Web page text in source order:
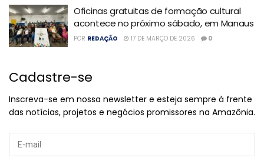
Oficinas gratuitas de formação cultural
acontece no próximo sábado, em Manaus
POR REDAÇÃO 17 DE MARÇO DE 2026 0
Cadastre-se
Inscreva-se em nossa newsletter e esteja sempre à frente
das notícias, projetos e negócios promissores na Amazônia.